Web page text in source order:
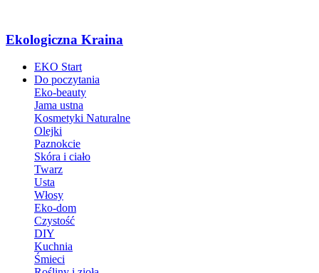
Ekologiczna Kraina
EKO Start
Do poczytania
Eko-beauty
Jama ustna
Kosmetyki Naturalne
Olejki
Paznokcie
Skóra i ciało
Twarz
Usta
Włosy
Eko-dom
Czystość
DIY
Kuchnia
Śmieci